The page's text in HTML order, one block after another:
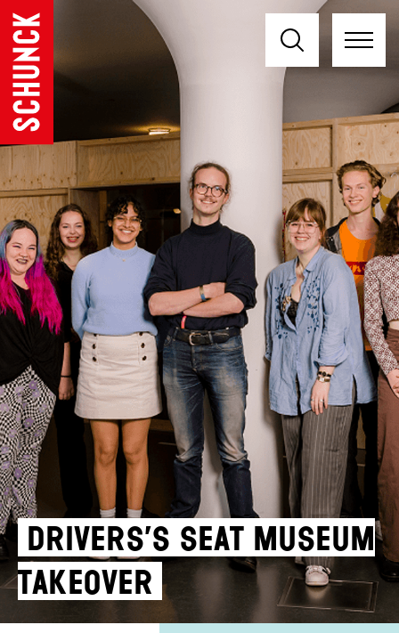
Drivers’s Seat museum
takeover